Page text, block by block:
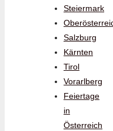
Steiermark
Salzburg
Kärnten
Tirol
Vorarlberg
Feiertage
in
Österreich